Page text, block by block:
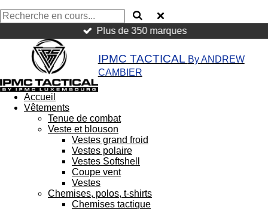
Plus de 350 marques
IPMC TACTICAL By ANDREW
CAMBIER
Accueil
Vêtements
Tenue de combat
Veste et blouson
Vestes grand froid
Vestes polaire
Vestes Softshell
Coupe vent
Vestes
Chemises, polos, t-shirts
Chemises tactique